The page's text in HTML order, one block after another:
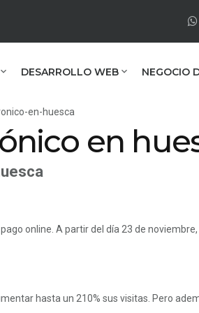
DESARROLLO WEB NEGOCIO
en-huesca
en
online. A partir del día 23 de
hasta un 210% sus visitas. Pero